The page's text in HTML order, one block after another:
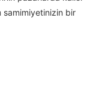
samimiyetinizin bir